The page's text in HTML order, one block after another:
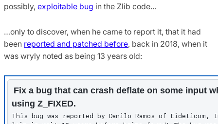
possibly, exploitable bug in the Zlib code…
…only to discover, when he came to report it, that it had
been reported and patched before, back in 2018, when it
was wryly noted as being 13 years old: